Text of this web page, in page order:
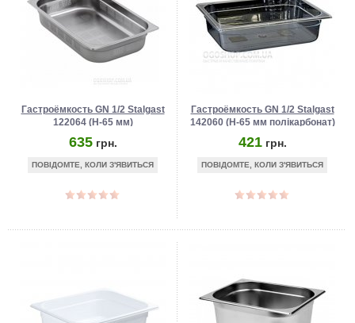
Гастроёмкость GN 1/2 Stalgast
122064 (Н-65 мм)
635 грн.
ПОВІДОМТЕ, КОЛИ З'ЯВИТЬСЯ
Гастроёмкость GN 1/2 Stalgast
142060 (Н-65 мм полікарбонат)
421 грн.
ПОВІДОМТЕ, КОЛИ З'ЯВИТЬСЯ